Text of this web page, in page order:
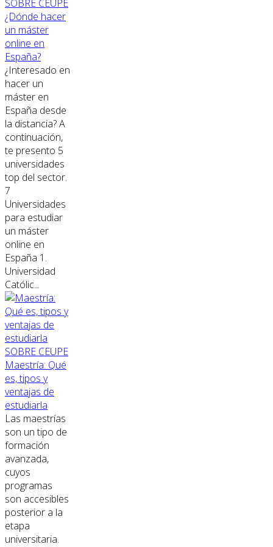
SOBRE CEUPE
¿Dónde hacer
un máster
online en
España?
¿Interesado en
hacer un
máster en
España desde
la distancia? A
continuación,
te presento 5
universidades
top del sector.
7
Universidades
para estudiar
un máster
online en
España 1.
Universidad
Católic...
SOBRE CEUPE
Maestría: Qué
es, tipos y
ventajas de
estudiarla
Las maestrías
son un tipo de
formación
avanzada,
cuyos
programas
son accesibles
posterior a la
etapa
universitaria.